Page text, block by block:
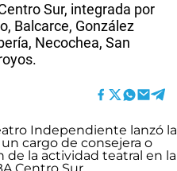
Sur, integrada por
Balcarce, González
Necochea, San